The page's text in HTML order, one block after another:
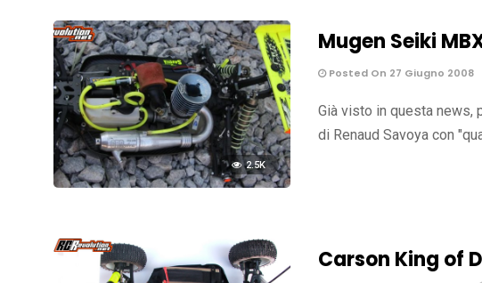
2.5K
Mugen Seiki
Posted On 27 Giugno 2008
Già visto in questa news,
di Renaud Savoya con
Carson King of